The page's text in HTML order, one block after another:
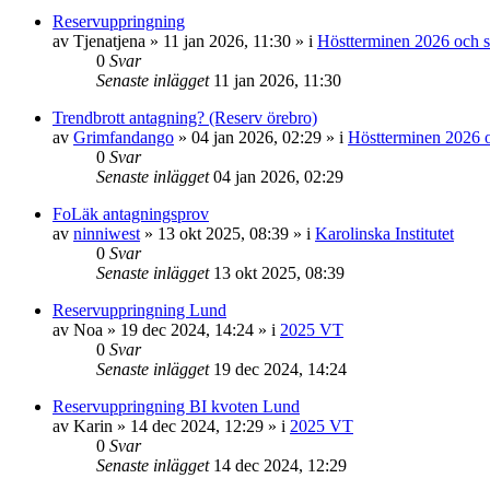
Reservuppringning
av Tjenatjena » 11 jan 2026, 11:30 » i Höstterminen 2026 och
0 Svar
Senaste inlägget 11 jan 2026, 11:30
Trendbrott antagning? (Reserv örebro)
av Grimfandango » 04 jan 2026, 02:29 » i Höstterminen 2026
0 Svar
Senaste inlägget04 jan 2026, 02:29
FoLäk antagningsprov
av ninniwest » 13 okt 2025, 08:39 » i Karolinska Institutet
0 Svar
Senaste inlägget 13 okt 2025, 08:39
Reservuppringning Lund
av Noa » 19 dec 2024, 14:24 » i 2025 VT
0 Svar
Senaste inlägget 19 dec 2024, 14:24
Reservuppringning BI kvoten Lund
av Karin » 14 dec 2024, 12:29 » i 2025 VT
0 Svar
Senaste inlägget 14 dec 2024, 12:29